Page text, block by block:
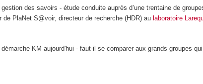
des savoirs - étude conduite auprès d’une trentaine de
de PlaNet S@voir, directeur de recherche (HDR) aulaboratoire
KM aujourd'hui - faut-il se comparer aux grands groupes